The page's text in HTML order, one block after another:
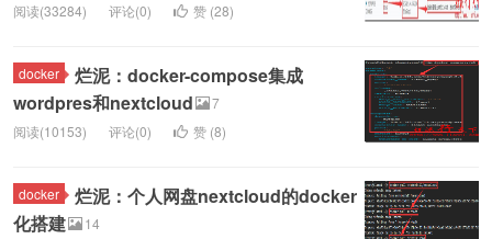
阅读(33284)
评论(0) 赞 (28)
docker
烂泥：docker-compose集成
wordpres和nextcloud
7
阅读(10153)
评论(0) 赞 (8)
docker
烂泥：个人网盘nextcloud的docker
化搭建
14